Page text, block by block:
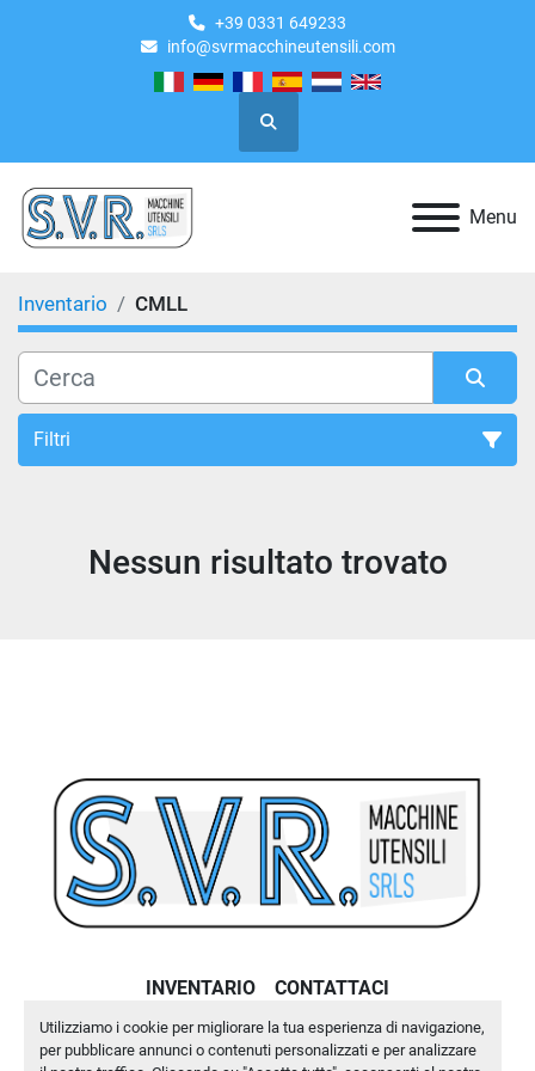
Utilizziamo i cookie per migliorare la tua esperienza di navigazione,
per pubblicare annunci o contenuti personalizzati e per analizzare
+39 0331 649233
info@svrmacchineutensili.com
Cerca
Menu
Inventario CMLL
Filtri
Ordina per
Nessun risultato trovato
INVENTARIO CONTATTACI
Machinio Systemsito web diMachinio